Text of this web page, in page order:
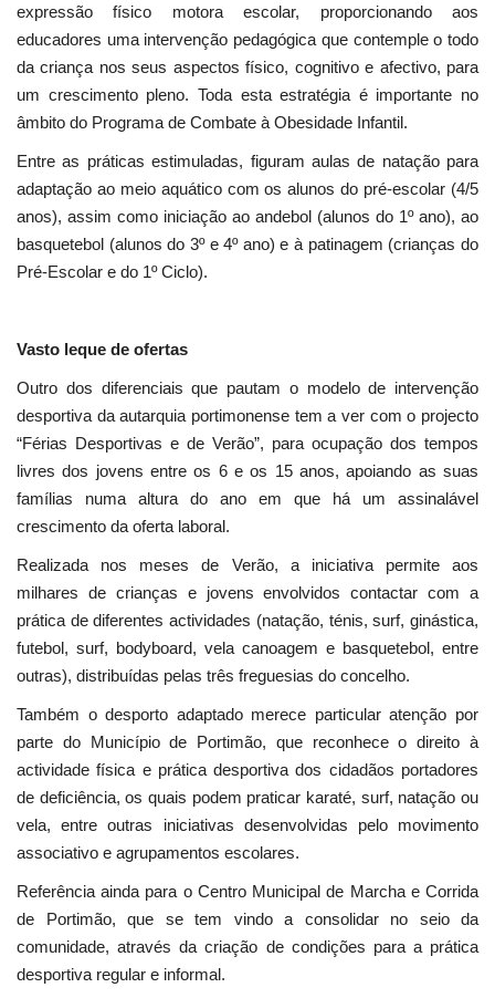
expressão físico motora escolar, proporcionando aos
educadores uma intervenção pedagógica que contemple o todo
da criança nos seus aspectos físico, cognitivo e afectivo, para
um crescimento pleno. Toda esta estratégia é importante no
âmbito do Programa de Combate à Obesidade Infantil.
Entre as práticas estimuladas, figuram aulas de natação para
adaptação ao meio aquático com os alunos do pré-escolar (4/5
anos), assim como iniciação ao andebol (alunos do 1º ano), ao
basquetebol (alunos do 3º e 4º ano) e à patinagem (crianças do
Pré-Escolar e do 1º Ciclo).
Vasto leque de ofertas
Outro dos diferenciais que pautam o modelo de intervenção
desportiva da autarquia portimonense tem a ver com o projecto
“Férias Desportivas e de Verão”, para ocupação dos tempos
livres dos jovens entre os 6 e os 15 anos, apoiando as suas
famílias numa altura do ano em que há um assinalável
crescimento da oferta laboral.
Realizada nos meses de Verão, a iniciativa permite aos
milhares de crianças e jovens envolvidos contactar com a
prática de diferentes actividades (natação, ténis, surf, ginástica,
futebol, surf, bodyboard, vela canoagem e basquetebol, entre
outras), distribuídas pelas três freguesias do concelho.
Também o desporto adaptado merece particular atenção por
parte do Município de Portimão, que reconhece o direito à
actividade física e prática desportiva dos cidadãos portadores
de deficiência, os quais podem praticar karaté, surf, natação ou
vela, entre outras iniciativas desenvolvidas pelo movimento
associativo e agrupamentos escolares.
Referência ainda para o Centro Municipal de Marcha e Corrida
de Portimão, que se tem vindo a consolidar no seio da
comunidade, através da criação de condições para a prática
desportiva regular e informal.